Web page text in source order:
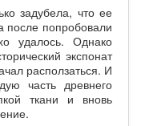
задубела, что ее
после попробовали
удалось. Однако
экспонат
расползаться. И
часть древнего
ткани и вновь